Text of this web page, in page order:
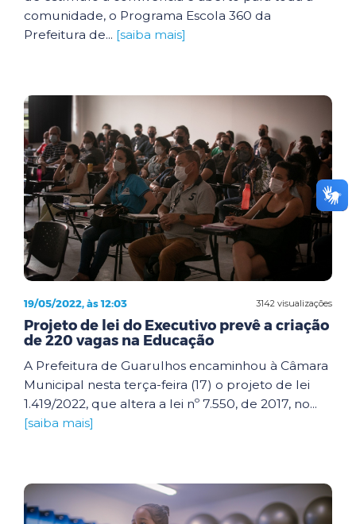
comunidade, o Programa Escola 360 da
Prefeitura de... [saiba mais]
3142 visualizações
19/05/2022, às 12:03
Projeto de lei do Executivo prevê a criação
de 220 vagas na Educação
A Prefeitura de Guarulhos encaminhou à Câmara
Municipal nesta terça-feira (17) o projeto de lei
1.419/2022, que altera a lei nº 7.550, de 2017, no...
[saiba mais]